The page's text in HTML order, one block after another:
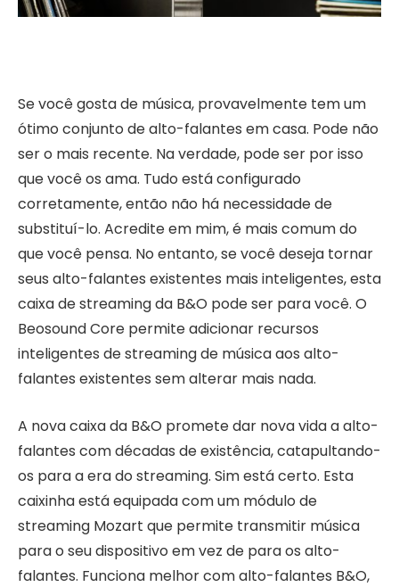
Se você gosta de música, provavelmente tem um
ótimo conjunto de alto-falantes em casa. Pode não
ser o mais recente. Na verdade, pode ser por isso
que você os ama. Tudo está configurado
corretamente, então não há necessidade de
substituí-lo. Acredite em mim, é mais comum do
que você pensa. No entanto, se você deseja tornar
seus alto-falantes existentes mais inteligentes, esta
caixa de streaming da B&O pode ser para você. O
Beosound Core permite adicionar recursos
inteligentes de streaming de música aos alto-
falantes existentes sem alterar mais nada.
A nova caixa da B&O promete dar nova vida a alto-
falantes com décadas de existência, catapultando-
os para a era do streaming. Sim está certo. Esta
caixinha está equipada com um módulo de
streaming Mozart que permite transmitir música
para o seu dispositivo em vez de para os alto-
falantes. Funciona melhor com alto-falantes B&O,